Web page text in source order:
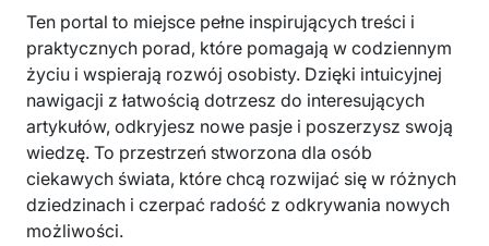
Ten portal to miejsce pełne inspirujących treści i
praktycznych porad, które pomagają w codziennym
życiu i wspierają rozwój osobisty. Dzięki intuicyjnej
nawigacji z łatwością dotrzesz do interesujących
artykułów, odkryjesz nowe pasje i poszerzysz swoją
wiedzę. To przestrzeń stworzona dla osób
ciekawych świata, które chcą rozwijać się w różnych
dziedzinach i czerpać radość z odkrywania nowych
możliwości.